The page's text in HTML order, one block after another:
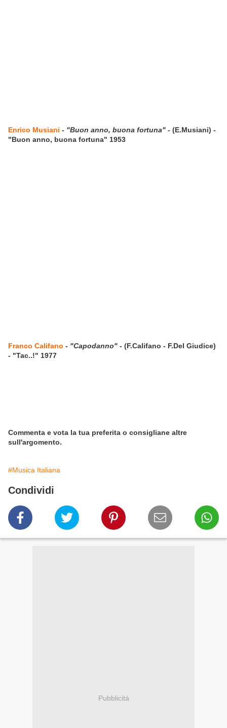
Enrico Musiani - "Buon anno, buona fortuna" - (E.Musiani) -
"Buon anno, buona fortuna" 1953
Franco Califano - "Capodanno" - (F.Califano - F.Del Giudice)
- "Tac..!" 1977
Commenta e vota la tua preferita o consigliane altre
sull'argomento.
#Musica Italiana
Condividi
Pubblicità